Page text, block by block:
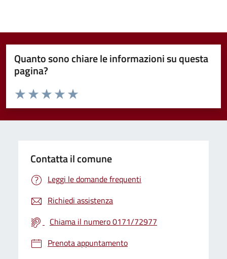
Quanto sono chiare le informazioni su questa
pagina?
Valuta da 1 a 5 stelle la pagina
Valuta 5 stelle su 5
Valuta 4 stelle su 5
Valuta 3 stelle su 5
Valuta 2 stelle su 5
Valuta 1 stelle su 5
Contatta il comune
Leggi le domande frequenti
Richiedi assistenza
Chiama il numero 0171/72977
Prenota appuntamento